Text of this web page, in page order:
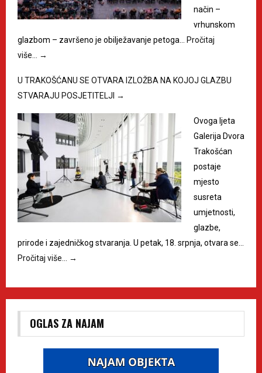
način –
vrhunskom
glazbom – završeno je obilježavanje petoga…
Pročitaj
više…
→
U TRAKOŠĆANU SE OTVARA IZLOŽBA NA KOJOJ GLAZBU
STVARAJU POSJETITELJI →
Ovoga ljeta
Galerija Dvora
Trakošćan
postaje
mjesto
susreta
umjetnosti,
glazbe,
prirode i zajedničkog stvaranja. U petak, 18. srpnja, otvara se…
Pročitaj više…
→
OGLAS ZA NAJAM